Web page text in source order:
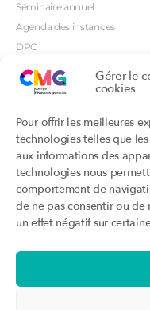
Gérer le
cookies
Pour offrir les meilleures
technologies telles que
aux informations des
technologies nous
comportement de
de ne pas consentir ou
un effet négatif sur
Séminaire annuel
Agenda des instances
DPC
CSI
Orientations prioritaires
Productions
Productions du Collège
Productions des structures
adhérentes
Labellisation
Addictions et médecine
Et si c’était une maladie rare ?
Activité « sommeil »